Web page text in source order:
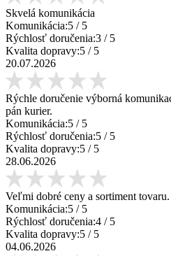
Skvelá komunikácia
Komunikácia:5 / 5
Rýchlosť doručenia:3 / 5
Kvalita dopravy:5 / 5
20.07.2026
Rýchle doručenie výborná
pán kurier.
Komunikácia:5 / 5
Rýchlosť doručenia:5 / 5
Kvalita dopravy:5 / 5
28.06.2026
Veľmi dobré ceny a sortiment
Komunikácia:5 / 5
Rýchlosť doručenia:4 / 5
Kvalita dopravy:5 / 5
04.06.2026